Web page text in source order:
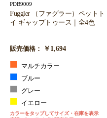
PDB9009
Fuggler （ファグラー）ペットト
イ ギャップトゥース｜全4色
販売価格： ￥1,694
マルチカラー
ブルー
グレー
イエロー
カラーをタップしてサイズ・在庫を表示